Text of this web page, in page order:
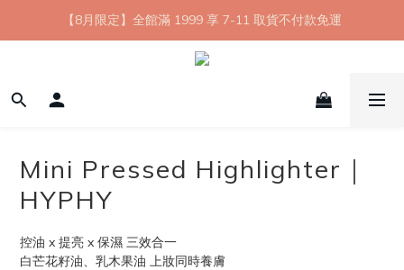
【8月限定】全館滿 1999 享 7-11 取貨不付款免運
【8月限定】全館滿 1999 享 7-11 取貨不付款免運
七夕情人節💘任選 A+B 限時優惠 $1314 元
新會員首購 7-11 店到店免運 點我成為HYPHY Girl
Mini Pressed Highlighter｜
HYPHY
控油 x 提亮 x 保濕 三效合一
白芒花籽油、乳木果油 上妝同時養膚